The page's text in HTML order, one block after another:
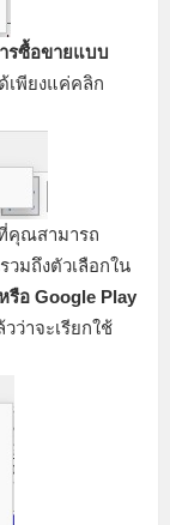
รซื้อขายแบบ
เพียงแค่คลิก
คุณสามารถ
วมถึงตัวเลือกใน
รือ Google Play
ว่าจะเรียกใช้